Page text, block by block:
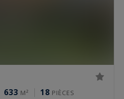
633 M² 18 PIÈCES